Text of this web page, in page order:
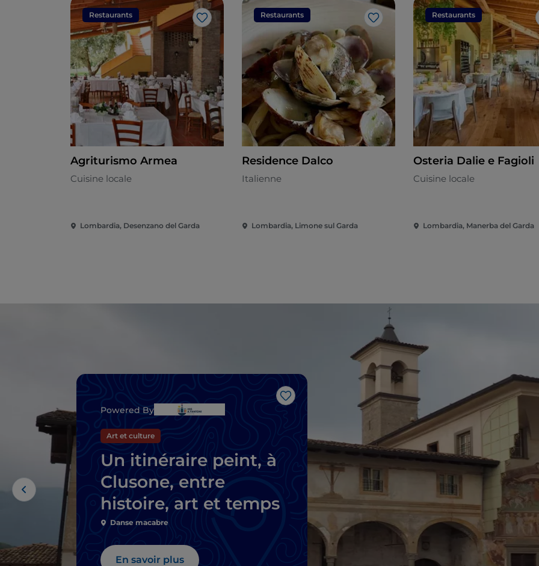
Restaurants
J’aime
Agriturismo Armea
Cuisine locale
Lombardia, Desenzano del Garda
Restaurants
J’aime
Residence Dalco
Italienne
Lombardia, Limone sul Garda
Restaurants
Osteria Dalie e Fagioli
Cuisine locale
Lombardia, Manerba del Garda
J’aime
Powered By
Art et culture
Un itinéraire peint, à
Clusone, entre
histoire, art et temps
Danse macabre
En savoir plus